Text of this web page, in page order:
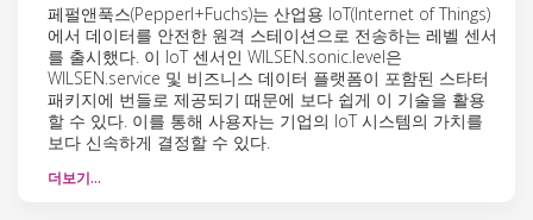
페펄앤푹스(Pepperl+Fuchs)는 산업용 IoT(Internet of Things)
에서 데이터를 안전한 원격 스테이션으로 전송하는 레벨 센서
를 출시했다. 이 IoT 센서인 WILSEN.sonic.level은
WILSEN.service 및 비즈니스 데이터 플랫폼이 포함된 스타터
패키지에 번들로 제공되기 때문에 보다 쉽게 이 기술을 활용
할 수 있다. 이를 통해 사용자는 기업의 IoT 시스템의 가치를
보다 신속하게 결정할 수 있다.
더보기…